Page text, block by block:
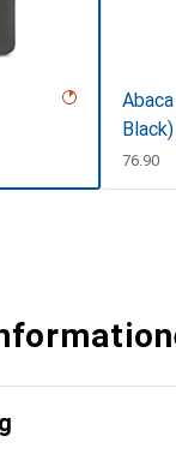
Black)
CHF
76.90